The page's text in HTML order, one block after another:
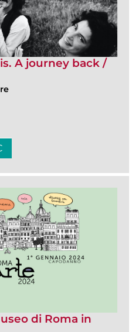
A journey back /
di Roma in